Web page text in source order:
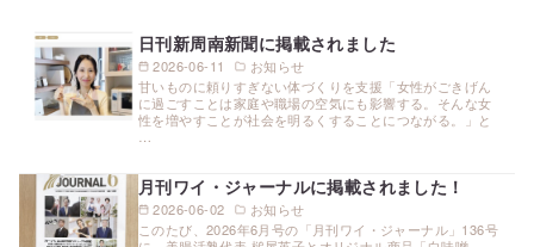
2026-06-11 お知らせ
日刊新周南新聞に掲載されました
甘いものに頼りすぎない体づくりを支援「女性がごきげん
に過ごすことは家庭や職場の空気にも影響する。そんな女
性を増やすことが社会を明るくすることにつながる。」と
2026-06-02 お知らせ
月刊ワイ・ジャーナルに掲載されました！
このたび、2026年6月号の「月刊ワイ・ジャーナル」136号